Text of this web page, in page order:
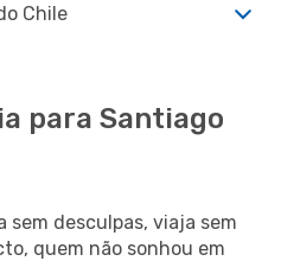
Chile
para Santiago
sem desculpas, viaja sem
quem não sonhou em